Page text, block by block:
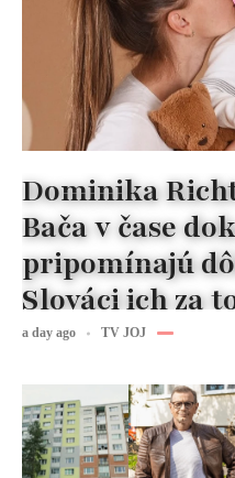
Dominika
Bača v čase
pripomínajú
Slováci ich za
a day ago TV JOJ